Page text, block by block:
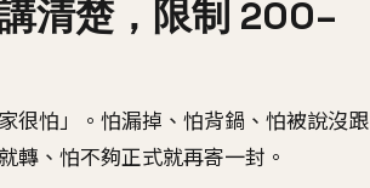
清楚，限制 200–
很怕」。怕漏掉、怕背鍋、怕被說沒跟
轉、怕不夠正式就再寄一封。